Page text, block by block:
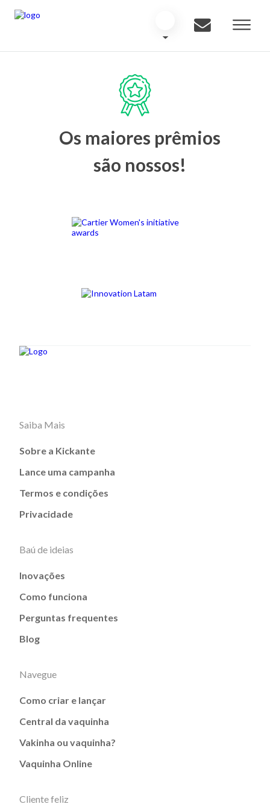
Os maiores prêmios
são nossos!
Saiba Mais
Sobre a Kickante
Lance uma campanha
Termos e condições
Privacidade
Baú de ideias
Inovações
Como funciona
Perguntas frequentes
Blog
Navegue
Como criar e lançar
Central da vaquinha
Vakinha ou vaquinha?
Vaquinha Online
Cliente feliz